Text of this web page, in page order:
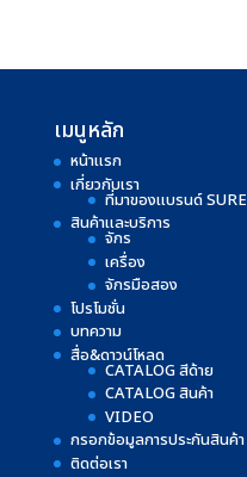
เมนูหลัก
หน้าแรก
เกี่ยวกับเรา
ที่มาของแบรนด์ SURE
สินค้าและบริการ
จักร
เครื่อง
จักรมือสอง
โปรโมชั่น
บทความ
สื่อ&ดาวน์โหลด
CATALOG สีด้าย
CATALOG สินค้า
VIDEO
กรอกข้อมูลการประกันสินค้า
ติดต่อเรา